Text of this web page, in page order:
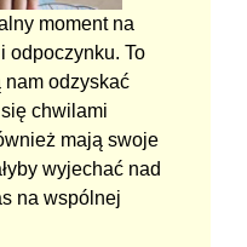
moment na
odpoczynku. To
nam odzyskać
chwilami
mają swoje
wyjechać nad
na wspólnej